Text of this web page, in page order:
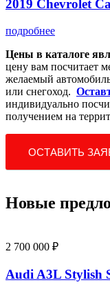
2019 Chevrolet
подробнее
Цены в каталоге
цену вам посчитает
желаемый
или снегоход.
индивидуально
получением на
ОСТАВИТЬ
Новые
2 700 000 ₽
Audi A3L Stylish